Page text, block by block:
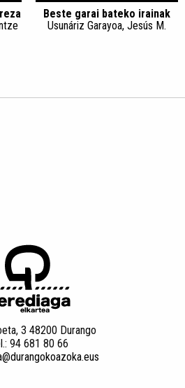
Beste garai bateko irainak
Usunáriz Garayoa, Jesús M.
3 48200 Durango
94 681 80 66